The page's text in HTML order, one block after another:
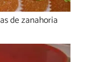
de zanahoria